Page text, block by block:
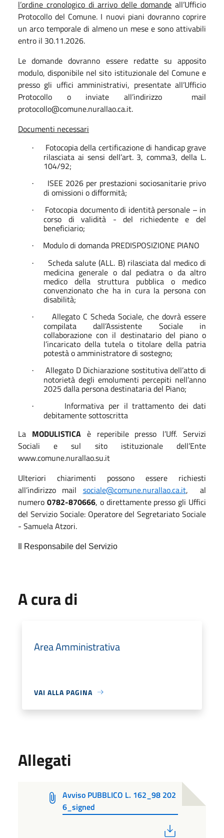
l’ordine cronologico di arrivo delle domande all’Ufficio
Protocollo del Comune. I nuovi piani dovranno coprire
un arco temporale di almeno un mese e sono attivabili
entro il 30.11.2026.
Le domande dovranno essere redatte su apposito
modulo, disponibile nel sito istituzionale del Comune e
presso gli uffici amministrativi, presentate all’Ufficio
Protocollo o inviate all’indirizzo
mail
protocollo@comune.nurallao.ca.it.
Documenti necessari
· Fotocopia della certificazione di handicap grave
rilasciata ai sensi dell’art. 3, comma3, della L.
104/92;
· ISEE 2026 per prestazioni sociosanitarie privo
di omissioni o difformità;
· Fotocopia documento di identità personale – in
corso di validità - del richiedente e del
beneficiario;
· Modulo di domanda PREDISPOSIZIONE PIANO
· Scheda salute (ALL. B) rilasciata dal medico di
medicina generale o dal pediatra o da altro
medico della struttura pubblica o medico
convenzionato che ha in cura la persona con
disabilità;
· Allegato C Scheda Sociale, che dovrà essere
compilata dall’Assistente Sociale in
collaborazione con il destinatario del piano o
l’incaricato della tutela o titolare della patria
potestà o amministratore di sostegno;
· Allegato D Dichiarazione sostitutiva dell’atto di
notorietà degli emolumenti percepiti nell’anno
2025 dalla persona destinataria del Piano;
· Informativa per il trattamento dei dati
debitamente sottoscritta
La MODULISTICAè reperibile presso l’Uff. Servizi
Sociali e sul sito istituzionale dell’Ente
www.comune.nurallao.su.it
Ulteriori chiarimenti possono essere richiesti
all’indirizzo mail sociale@comune.nurallao.ca.it,
al
numero 0782-870666, o direttamente presso gli Uffici
del Servizio Sociale: Operatore del Segretariato Sociale
- Samuela Atzori.
Il Responsabile del Servizio
A cura di
Area Amministrativa
VAI ALLA PAGINA
Allegati
Avviso PUBBLICO L. 162_98 202
6_signed